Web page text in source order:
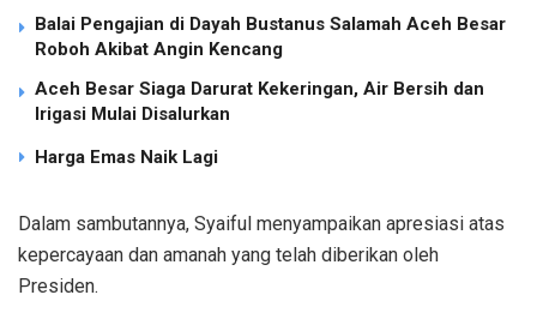
Balai Pengajian di Dayah Bustanus Salamah Aceh Besar
Roboh Akibat Angin Kencang
Aceh Besar Siaga Darurat Kekeringan, Air Bersih dan
Irigasi Mulai Disalurkan
Harga Emas Naik Lagi
Dalam sambutannya, Syaiful menyampaikan apresiasi atas
kepercayaan dan amanah yang telah diberikan oleh
Presiden.